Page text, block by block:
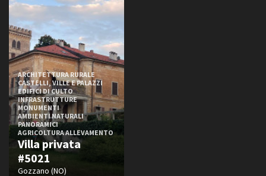
ARCHITETTURA RURALE
CASTELLI, VILLE E PALAZZI
EDIFICI DI CULTO
INFRASTRUTTURE
MONUMENTI
AMBIENTI NATURALI
PANORAMICI
AGRICOLTURA ALLEVAMENTO
Villa privata
#5021
Gozzano (NO)